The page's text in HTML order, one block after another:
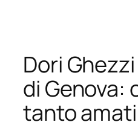
contenuto
Dori
di Genova:
tanto amati